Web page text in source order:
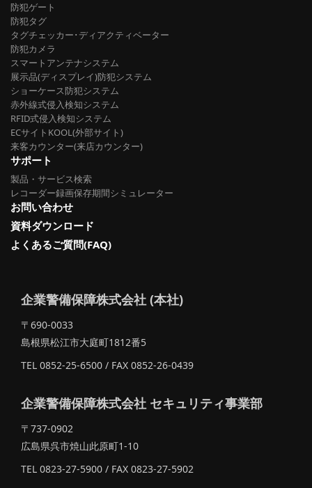
防犯ゲート
防犯タグ
タグチェッカー･ディアクティベーター
防犯カメラ
スマートアンテナシステム
展示品(ディスプレイ)防犯システム
ショーケース防犯システム
赤外線式侵入検知システム
RFID式侵入検知システム
ECサイトKOOL(外部サイト)
来客カウンター(来店カウンター)
サポート
製品・サービス検索
レコーダー録画保存期間シミュレーター
お問い合わせ
資料ダウンロード
よくあるご質問(FAQ)
企業警備保障株式会社 (本社)
〒690-0033
島根県松江市大庭町1812番5
TEL 0852-25-6500 / FAX 0852-26-0439
企業警備保障株式会社 セキュリティ事業部
〒737-0902
広島県呉市焼山此原町1-10
TEL 0823-27-5900 / FAX 0823-27-5902